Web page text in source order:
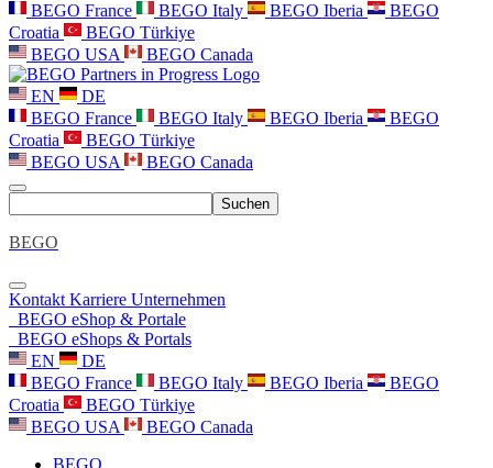
BEGO France
BEGO Italy BEGO Iberia
BEGO
Croatia
BEGO Türkiye
BEGO USA
BEGO Canada
EN
DE
BEGO France
BEGO Italy BEGO Iberia
BEGO
Croatia
BEGO Türkiye
BEGO USA
BEGO Canada
Suchen
BEGO
Kontakt Karriere Unternehmen
BEGO eShop & Portale
BEGO eShops & Portals
EN
DE
BEGO France
BEGO Italy BEGO Iberia
BEGO
Croatia
BEGO Türkiye
BEGO USA
BEGO Canada
BEGO